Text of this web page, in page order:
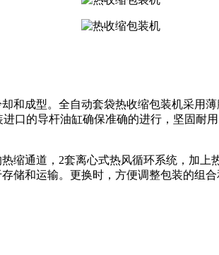
成型。全自动套袋热收缩包装机采用
口的导杆油缸确保准确的进行，坚固耐
通道，2套离心式热风循环系统，加上
和运输。更换时，方便调整包装的组合